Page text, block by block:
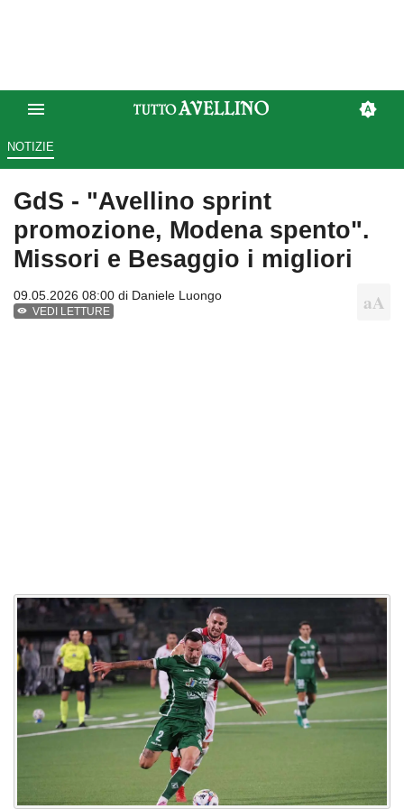
NOTIZIE
GdS - "Avellino sprint
promozione, Modena spento".
Missori e Besaggio i migliori
09.05.2026 08:00 di Daniele Luongo
VEDI LETTURE